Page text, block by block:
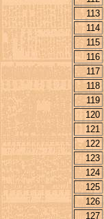
113
114
115
116
117
118
119
120
121
122
123
124
125
126
127